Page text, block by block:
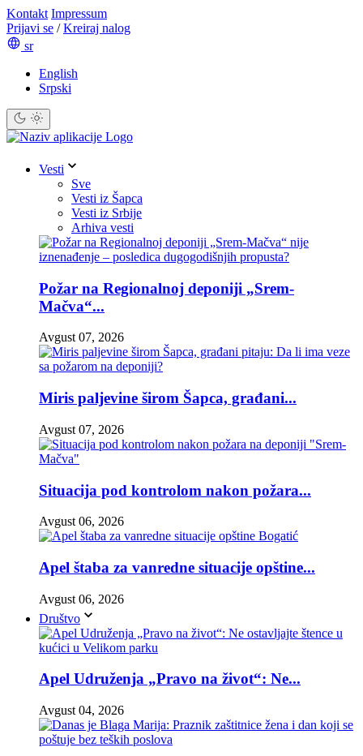
Kontakt Impressum
Prijavi se / Kreiraj nalog
sr
English
Srpski
Vesti
Sve
Vesti iz Šapca
Vesti iz Srbije
Arhiva vesti
Požar na Regionalnoj deponiji „Srem-
Mačva“...
Avgust 07, 2026
Miris paljevine širom Šapca, građani...
Avgust 07, 2026
Situacija pod kontrolom nakon požara...
Avgust 06, 2026
Apel štaba za vanredne situacije opštine...
Avgust 06, 2026
Društvo
Apel Udruženja „Pravo na život“: Ne...
Avgust 04, 2026